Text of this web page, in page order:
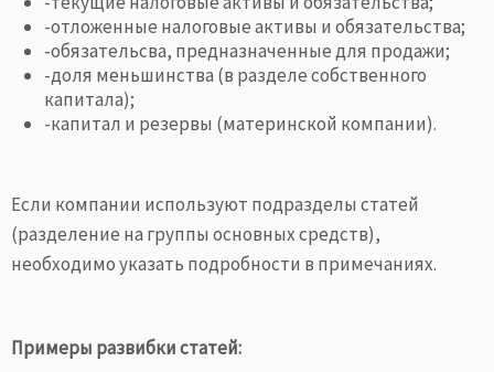
-отложенные налоговые активы и обязательства;
-обязательсва, предназначенные для продажи;
-доля меньшинства (в разделе собственного
капитала);
-капитал и резервы (материнской компании).
Если компании используют подразделы статей
(разделение на группы основных средств),
необходимо указать подробности в примечаниях.
Примеры развибки статей: